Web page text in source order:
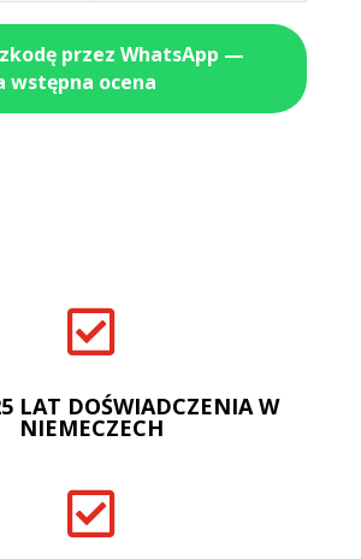
przez WhatsApp —
wstępna ocena

LAT DOŚWIADCZENIA W
NIEMECZECH
